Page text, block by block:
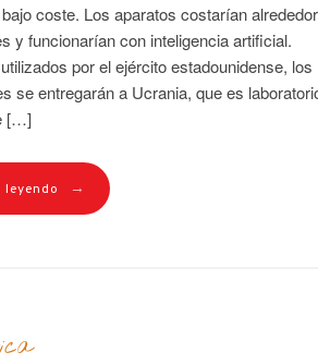
coste. Los aparatos costarían alrededor
y funcionarían con inteligencia artificial.
por el ejército estadounidense, los
se entregarán a Ucrania, que es
[…]
→